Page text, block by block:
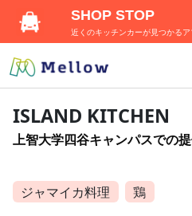
ISLAND KITCHEN
上智大学四谷キャンパスでの
ジャマイカ料理 鶏
SHOP STOP
近くのキッチンカーが見つかるア